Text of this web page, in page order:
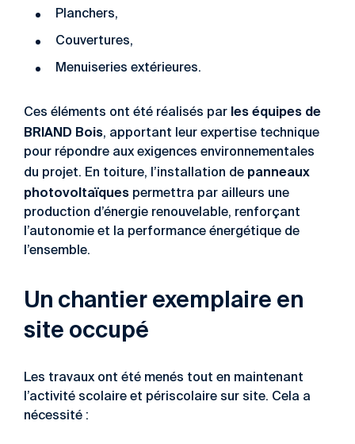
Planchers,
Couvertures,
Menuiseries extérieures.
Ces éléments ont été réalisés par les équipes de
BRIAND Bois, apportant leur expertise technique
pour répondre aux exigences environnementales
du projet. En toiture, l’installation de panneaux
photovoltaïques permettra par ailleurs une
production d’énergie renouvelable, renforçant
l’autonomie et la performance énergétique de
l’ensemble.
Un chantier exemplaire en
site occupé
Les travaux ont été menés tout en maintenant
l’activité scolaire et périscolaire sur site. Cela a
nécessité :